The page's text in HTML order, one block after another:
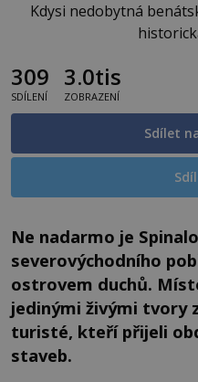
Kdysi nedobytná
309
SDÍLENÍ
3.0tis
ZOBRAZENÍ
Sdílet
Ne nadarmo je
severovýchodního
ostrovem duchů.
jedinými živými tvory
turisté, kteří přijeli
staveb.